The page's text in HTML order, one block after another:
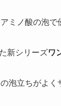
ミノ酸の泡で
新シリーズワ
泡立ちがよく